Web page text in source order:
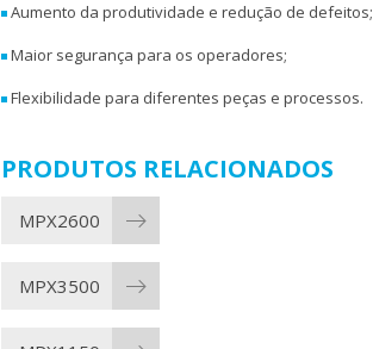
Aumento da produtividade e redução de defeitos;
Maior segurança para os operadores;
Flexibilidade para diferentes peças e processos.
PRODUTOS RELACIONADOS
MPX2600
MPX3500